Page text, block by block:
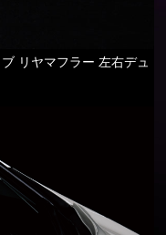
リヤマフラー 左右デュ